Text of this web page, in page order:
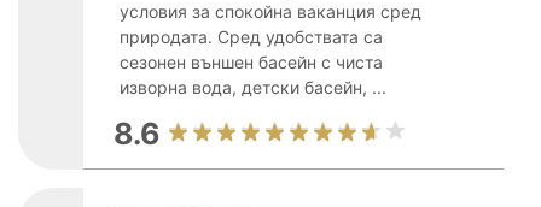
условия за спокойна ваканция сред
природата. Сред удобствата са
сезонен външен басейн с чиста
изворна вода, детски басейн, ...
8.6